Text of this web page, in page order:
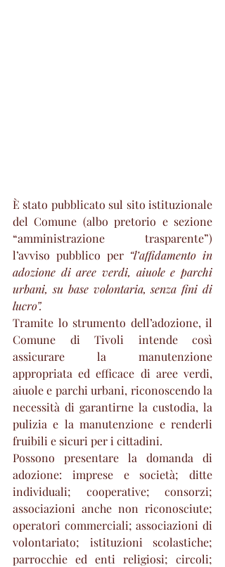
È stato pubblicato sul sito istituzionale
del Comune (albo pretorio e sezione
“amministrazione trasparente”)
l’avviso pubblico per “l’affidamento in
adozione di aree verdi, aiuole e parchi
urbani, su base volontaria, senza fini di
lucro”.
Tramite lo strumento dell’adozione, il
Comune di Tivoli intende così
assicurare la manutenzione
appropriata ed efficace di aree verdi,
aiuole e parchi urbani, riconoscendo la
necessità di garantirne la custodia, la
pulizia e la manutenzione e renderli
fruibili e sicuri per i cittadini.
Possono presentare la domanda di
adozione: imprese e società; ditte
individuali; cooperative; consorzi;
associazioni anche non riconosciute;
operatori commerciali; associazioni di
volontariato; istituzioni scolastiche;
parrocchie ed enti religiosi; circoli;